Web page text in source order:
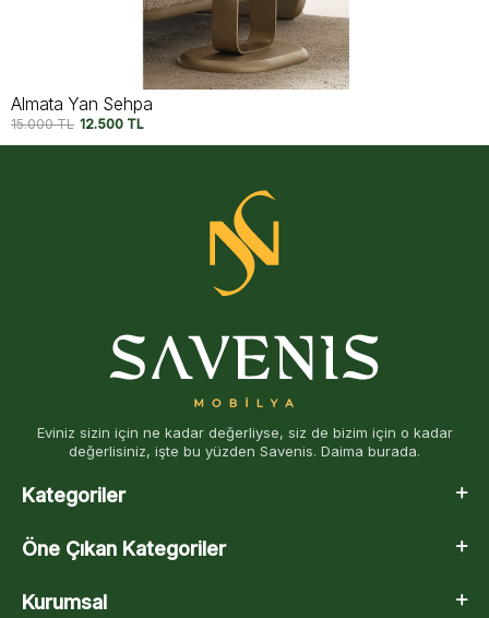
Almata Yan Sehpa
15.000TL 12.500 TL
Eviniz sizin için ne kadar değerliyse, siz de bizim için o kadar
değerlisiniz, işte bu yüzden Savenis. Daima burada.
Kategoriler
Öne Çıkan Kategoriler
Kurumsal